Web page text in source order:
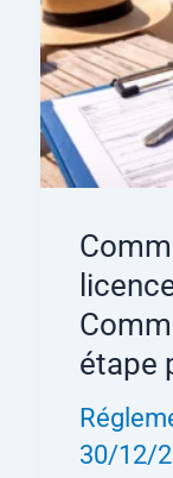
étape
30/12/